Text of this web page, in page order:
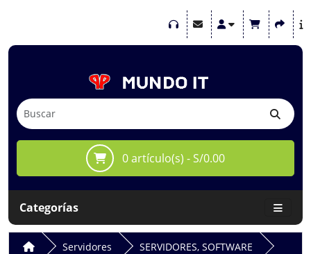
0 artículo(s) - S/0.00
Categorías
Servidores SERVIDORES, SOFTWARE